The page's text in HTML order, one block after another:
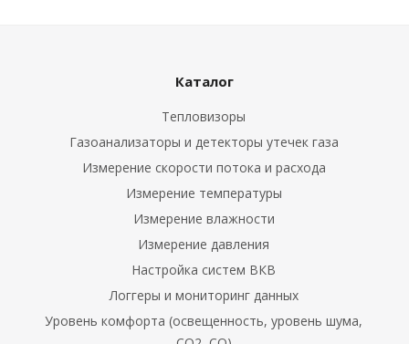
Каталог
Тепловизоры
Газоанализаторы и детекторы утечек газа
Измерение скорости потока и расхода
Измерение температуры
Измерение влажности
Измерение давления
Настройка систем ВКВ
Логгеры и мониторинг данных
Уровень комфорта (освещенность, уровень шума,